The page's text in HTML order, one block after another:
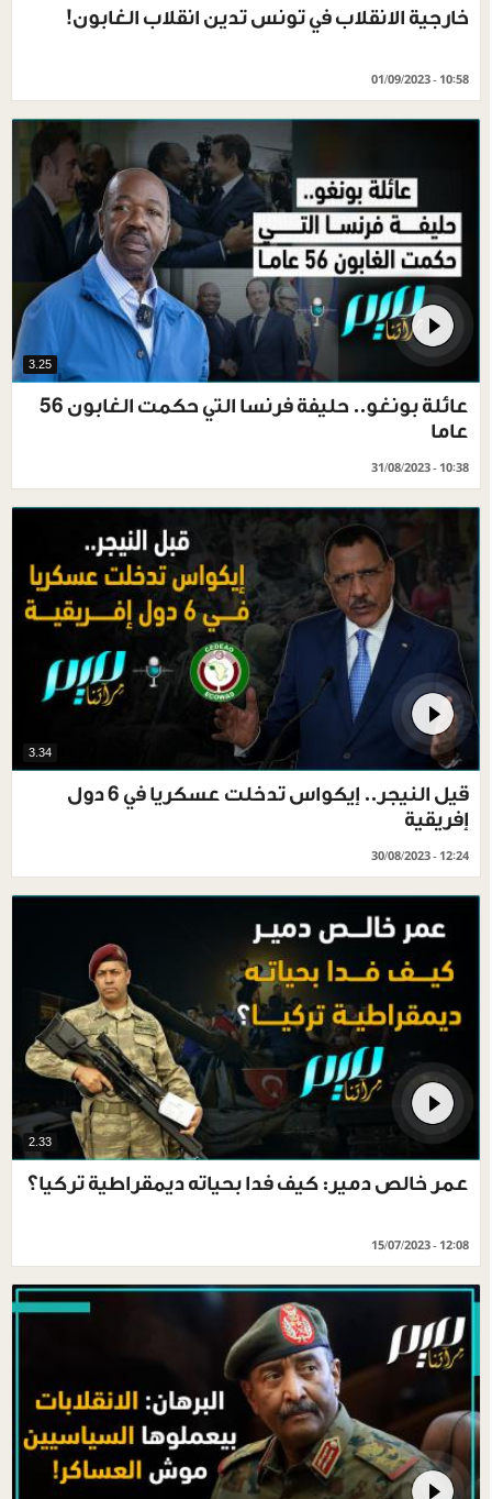
خارجية الانقلاب في تونس تدين انقلاب الغابون!
01/09/2023 - 10:58
3.25
عائلة بونغو.. حليفة فرنسا التي حكمت الغابون 56
عاما
31/08/2023 - 10:38
3.34
قيل النيجر.. إيكواس تدخلت عسكريا في 6 دول
إفريقية
30/08/2023 - 12:24
2.33
عمر خالص دمير: كيف فدا بحياته ديمقراطية تركيا؟
15/07/2023 - 12:08